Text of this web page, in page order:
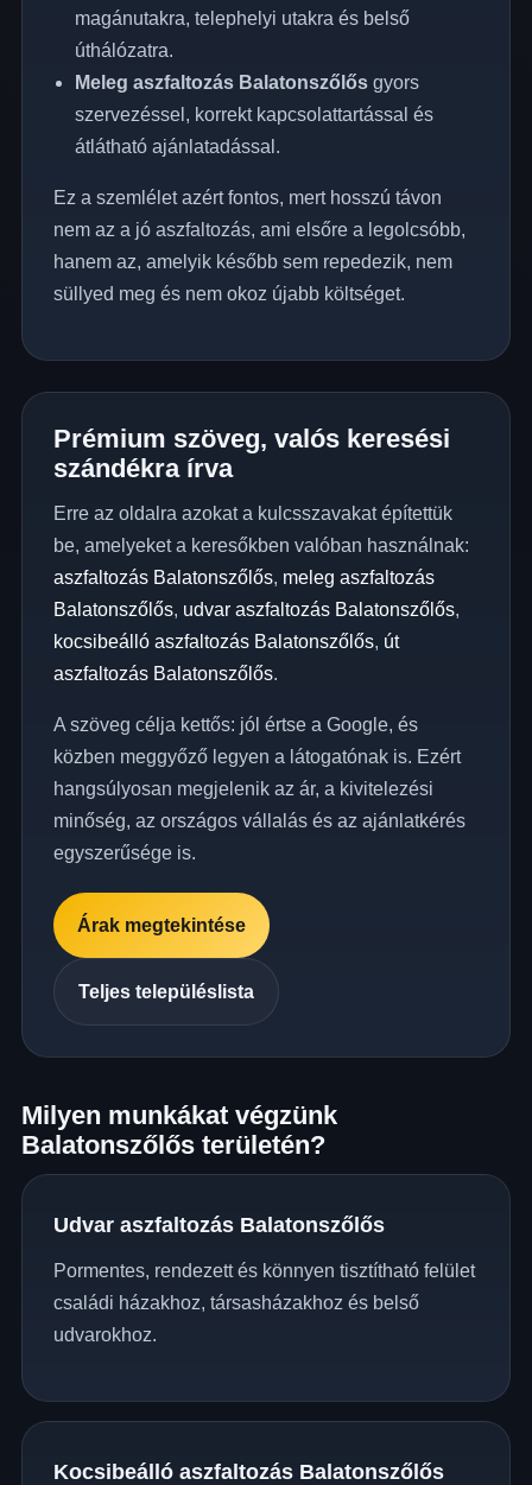
magánutakra, telephelyi utakra és belső
úthálózatra.
Meleg aszfaltozás Balatonszőlősgyors
szervezéssel, korrekt kapcsolattartással és
átlátható ajánlatadással.
Ez a szemlélet azért fontos, mert hosszú távon
nem az a jó aszfaltozás, ami elsőre a legolcsóbb,
hanem az, amelyik később sem repedezik, nem
süllyed meg és nem okoz újabb költséget.
Prémium szöveg, valós keresési
szándékra írva
Erre az oldalra azokat a kulcsszavakat építettük
be, amelyeket a keresőkben valóban használnak:
aszfaltozás Balatonszőlős, meleg aszfaltozás
Balatonszőlős, udvar aszfaltozás Balatonszőlős,
kocsibeálló aszfaltozás Balatonszőlős, út
aszfaltozás Balatonszőlős.
A szöveg célja kettős: jól értse a Google, és
közben meggyőző legyen a látogatónak is. Ezért
hangsúlyosan megjelenik az ár, a kivitelezési
minőség, az országos vállalás és az ajánlatkérés
egyszerűsége is.
Árak megtekintése
Teljes településlista
Milyen munkákat végzünk
Balatonszőlős területén?
Udvar aszfaltozás Balatonszőlős
Pormentes, rendezett és könnyen tisztítható felület
családi házakhoz, társasházakhoz és belső
udvarokhoz.
Kocsibeálló aszfaltozás Balatonszőlős